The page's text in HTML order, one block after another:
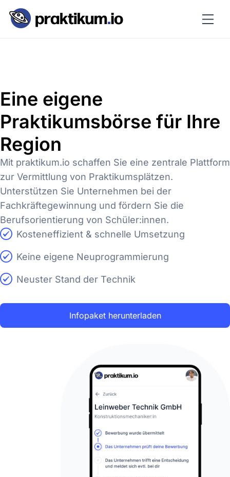
Eine eigene
Praktikumsbörse für Ihre
Region
Mit praktikum.io schaffen Sie eine zentrale Plattform
zur Vermittlung von Praktikumsplätzen.
Unterstützen Sie Unternehmen bei der
Fachkräftegewinnung und fördern Sie die
Berufsorientierung von Schüler:innen.
Kosteneffizient & schnelle Umsetzung
Keine eigene Neuprogrammierung
Neuster Stand der Technik
Infopaket herunterladen